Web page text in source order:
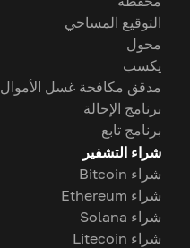
التوقيع المساحي
محول
يكسب
مدقق مكافحة غسل الأموال
برنامج الإحالة
برنامج تابع
شراء التشفير
شراء Bitcoin
شراء Ethereum
شراء Solana
شراء Litecoin